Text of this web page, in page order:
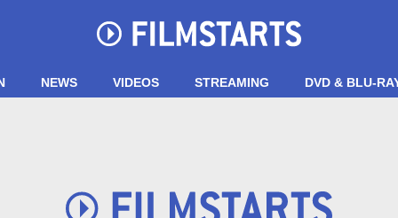
NEWS VIDEOS STREAMING DVD & BLU-